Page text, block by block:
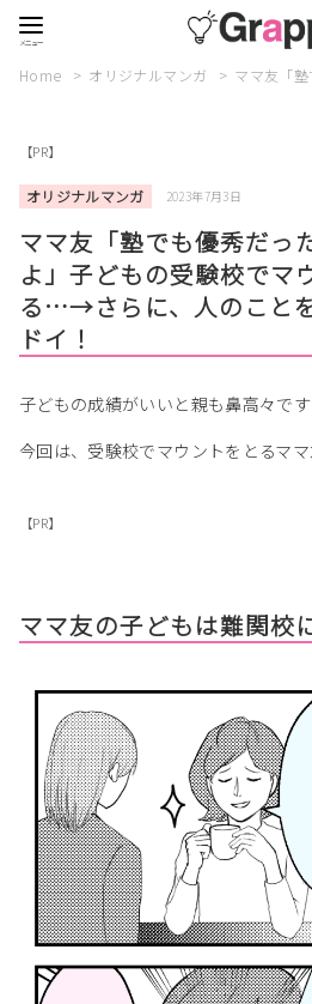
Home オリジナルマンガ ママ友「
【PR】
オリジナルマンガ 2023年7月3日
ママ友「塾でも優秀だっ
よ」子どもの受験校でマ
る…→さらに、人のこと
ドイ！
子どもの成績がいいと親も鼻高々です
今回は、受験校でマウントをとるママ
【PR】
ママ友の子どもは難関校